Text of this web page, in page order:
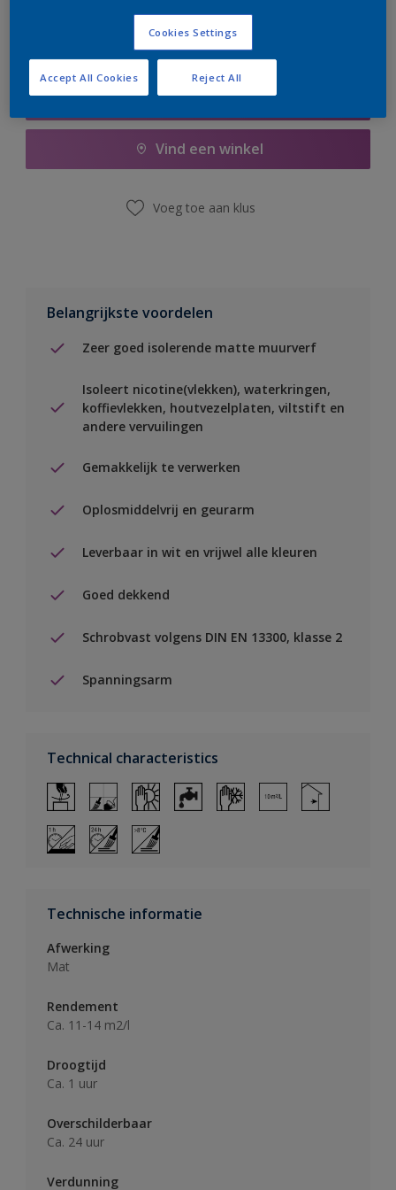
Boodschappenlijst
Vind een winkel
Voeg toe aan klus
Belangrijkste voordelen
Zeer goed isolerende matte muurverf
Isoleert nicotine(vlekken), waterkringen,
koffievlekken, houtvezelplaten, viltstift en
andere vervuilingen
Gemakkelijk te verwerken
Oplosmiddelvrij en geurarm
Leverbaar in wit en vrijwel alle kleuren
Goed dekkend
Schrobvast volgens DIN EN 13300, klasse 2
Spanningsarm
Technical characteristics
Technische informatie
Afwerking
Mat
Rendement
Ca. 11-14 m2/l
Droogtijd
Ca. 1 uur
Overschilderbaar
Ca. 24 uur
Verdunning
Cookies Settings
Reject All
Accept All Cookies